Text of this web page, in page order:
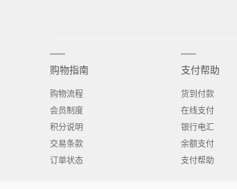
购物指南
购物流程
会员制度
积分说明
交易条款
订单状态
支付帮助
货到付款
在线支付
银行电汇
余额支付
支付帮助